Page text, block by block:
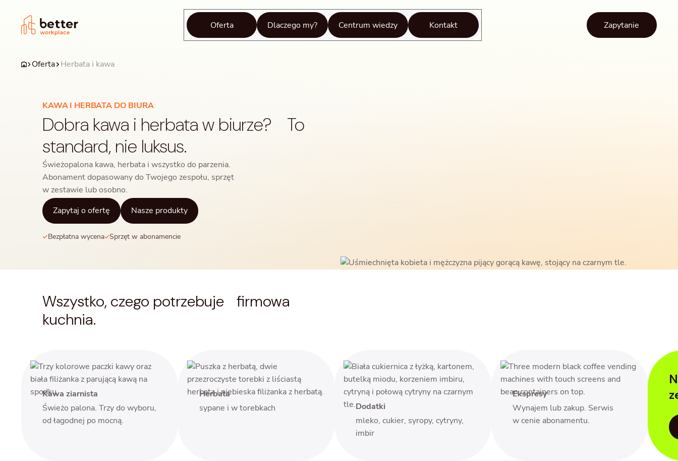
Oferta Dlaczego my? Centrum wiedzy Kontakt Zapytanie
Oferta Herbata i kawa
KAWA I HERBATA DO BIURA
Dobra kawa i herbata w biurze? To
standard, nie luksus.
Świeżopalona kawa, herbata i wszystko do parzenia.
Abonament dopasowany do Twojego zespołu, sprzęt
w zestawie lub osobno.
Zapytaj o ofertę
Nasze produkty
Bezpłatna wycena Sprzęt w abonamencie
Wszystko, czego potrzebuje firmowa
kuchnia.
Kawa ziarnista
Świeżo palona. Trzy do wyboru,
od łagodnej po mocną.
Herbata
sypane i w torebkach
Dodatki
mleko, cukier, syropy, cytryny,
imbir
Ekspresy
Wynajem lub zakup. Serwis
w cenie abonamentu.